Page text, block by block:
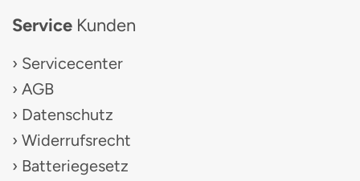
ServiceKunden
Servicecenter
AGB
Datenschutz
Widerrufsrecht
Batteriegesetz